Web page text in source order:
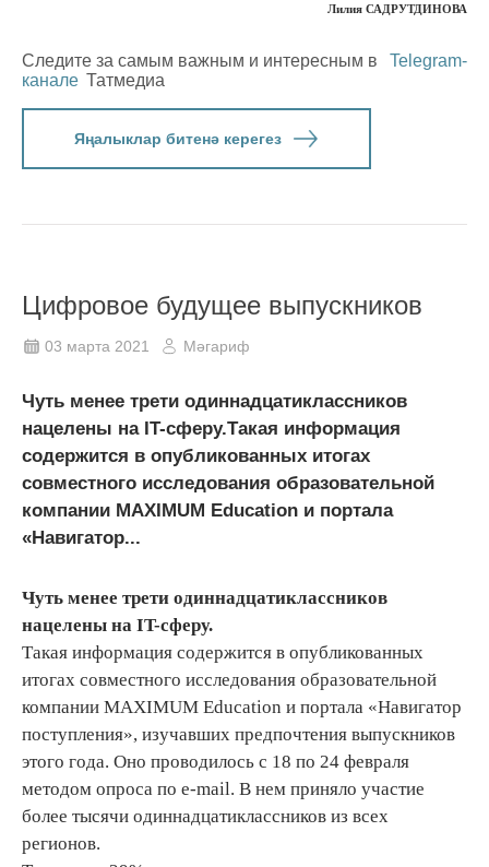
Лилия САДРУТДИНОВА
Следите за самым важным и интересным в
Telegram-
канале Татмедиа
Яңалыклар битенә керегез
Цифровое будущее выпускников
03 марта 2021 Мәгариф
Чуть менее трети одиннадцатиклассников
нацелены на IT-сферу.Такая информация
содержится в опубликованных итогах
совместного исследования образовательной
компании MAXIMUM Education и портала
«Навигатор...
Чуть менее трети одиннадцатиклассников
нацелены на IT-сферу.
Такая информация содержится в опубликованных
итогах совместного исследования образовательной
компании MAXIMUM Education и портала «Навигатор
поступления», изучавших предпочтения выпускников
этого года. Оно проводилось с 18 по 24 февраля
методом опроса по e-mail. В нем приняло участие
более тысячи одиннадцатиклассников из всех
регионов.